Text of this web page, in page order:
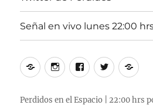
Señal en vivo lunes 22:00
PodcastsInstagram
Perdidos
Facebook
Perdidos
Twitter
Perdidos en el Espacio | 22:00 hrs